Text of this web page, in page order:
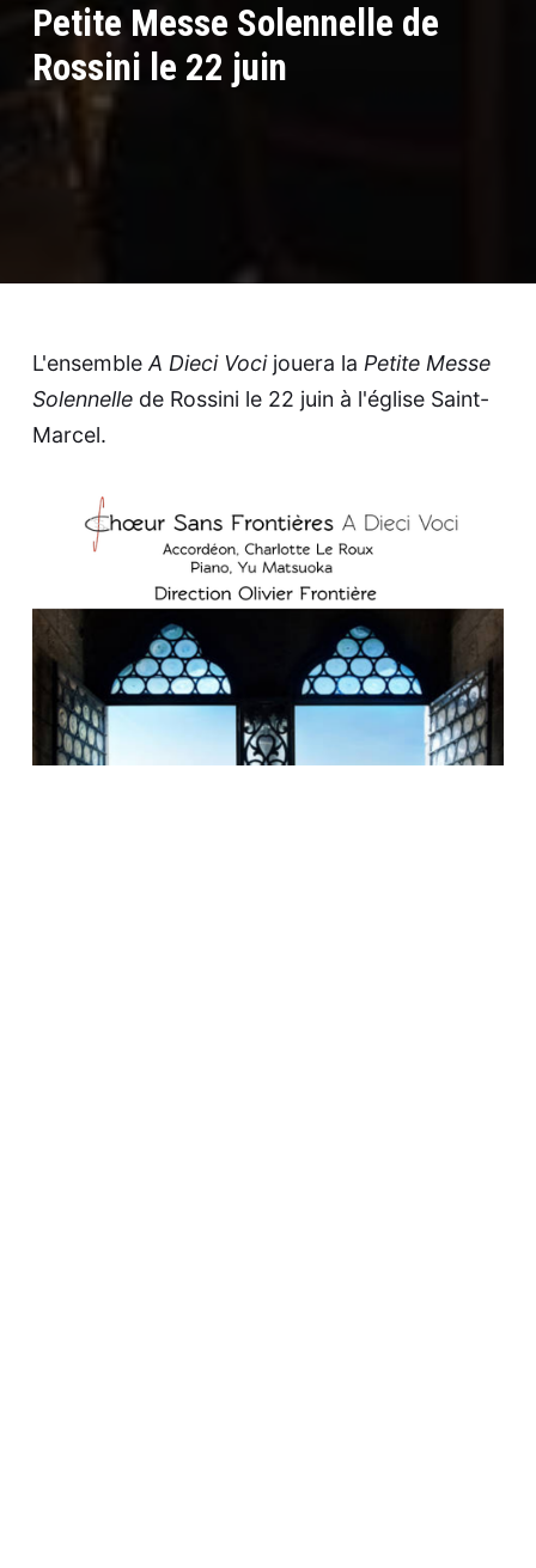
Petite Messe Solennelle de
Rossini le 22 juin
L'ensemble A Dieci Vocijouera la Petite Messe
Solennelle de Rossini le 22 juin à l'église Saint-
Marcel.